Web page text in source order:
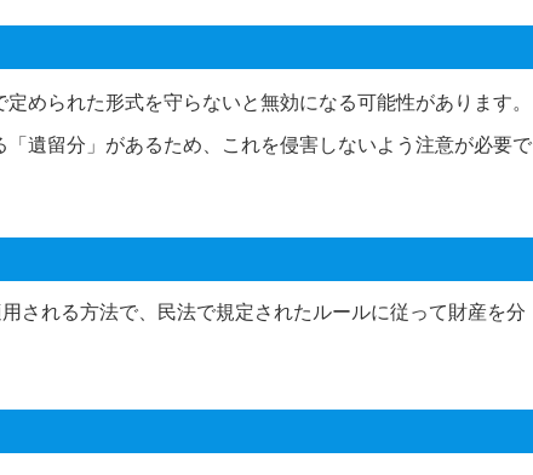
められた形式を守らないと無効になる可能性があります。
遺留分」があるため、これを侵害しないよう注意が必要で
される方法で、民法で規定されたルールに従って財産を分